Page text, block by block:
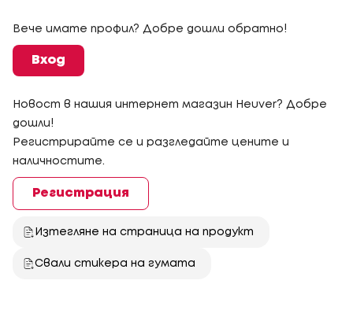
Вече имате профил? Добре дошли обратно!
Вход
Новост в нашия интернет магазин Heuver? Добре
дошли!
Регистрирайте се и разгледайте цените и
наличностите.
Регистрация
Изтегляне на страница на продукт
Свали стикера на гумата